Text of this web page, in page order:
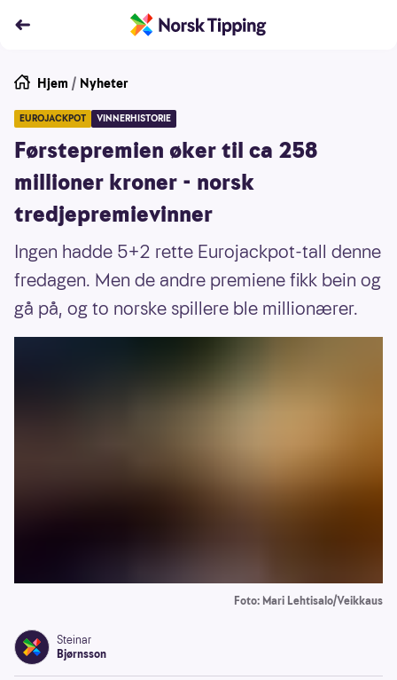
Hjem / Nyheter
EUROJACKPOT VINNERHISTORIE
Førstepremien øker til ca 258
millioner kroner - norsk
tredjepremievinner
Ingen hadde 5+2 rette Eurojackpot-tall denne
fredagen. Men de andre premiene fikk bein og
gå på, og to norske spillere ble millionærer.
Foto: Mari Lehtisalo/Veikkaus
Steinar
Bjørnsson